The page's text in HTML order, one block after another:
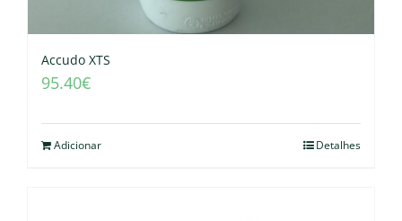
Accudo XTS
95.40€
Adicionar Detalhes